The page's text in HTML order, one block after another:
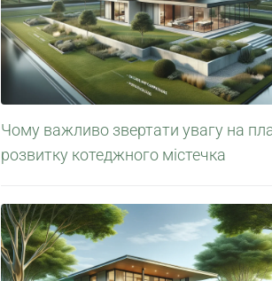
Чому важливо звертати увагу на
розвитку котеджного містечка